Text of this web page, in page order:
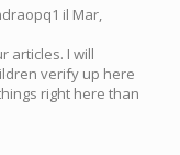
il Mar,
articles. I will
verify up here
right here than